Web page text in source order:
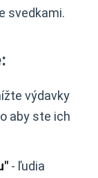
svedkami.
výdavky
aby ste ich
- ľudia